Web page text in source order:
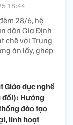
18:44’
28/6, hệ
dân Gia Định
chẽ với Trung
án lấy, ghép
Giáo dục nghề
đổi): Hướng
đào tạo
linh hoạt